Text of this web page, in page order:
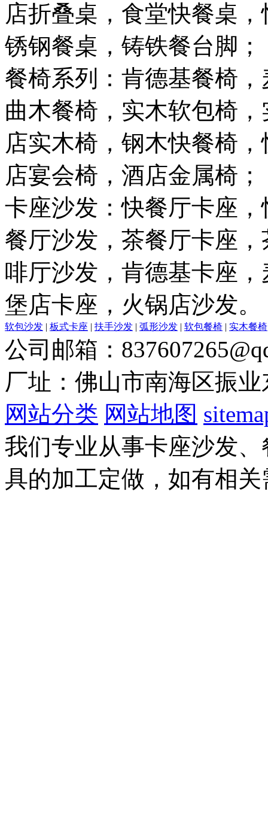
店折叠桌，食堂快餐桌
锈钢餐桌，铸铁餐台脚；
餐椅系列：肯德基餐椅
曲木餐椅，实木软包椅
店实木椅，钢木快餐椅
店宴会椅，酒店金属椅；
卡座沙发：快餐厅卡座
餐厅沙发，茶餐厅卡座
啡厅沙发，肯德基卡座
堡店卡座，火锅店沙发。
软包沙发 | 板式卡座 | 扶手沙发 | 弧形沙发 | 软包餐椅 | 实木餐椅
公司邮箱：
厂址：佛山市南海区振
网站分类 网站地图
我们专业从事卡座沙发
具的加工定做，如有相